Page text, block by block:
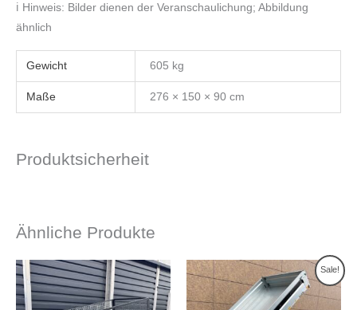
ℹ️ Hinweis: Bilder dienen der Veranschaulichung; Abbildung
ähnlich
Gewicht 605 kg
Maße 276 × 150 × 90 cm
Produktsicherheit
Ähnliche Produkte
Sale!
Ursprünglicher
Preis
war:
2.999,00 €
Aktueller
Preis
ist:
2.799,00 €.